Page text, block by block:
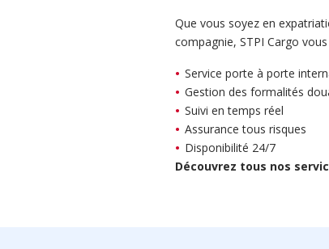
Que vous soyez en
compagnie, STPI Cargo
Service porte à porte
Gestion des formalités
Suivi en temps réel
Assurance tous risques
Disponibilité 24/7
Découvrez tous nos